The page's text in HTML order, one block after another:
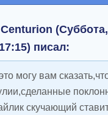
Centurion
писал:
могу вам
скучающий